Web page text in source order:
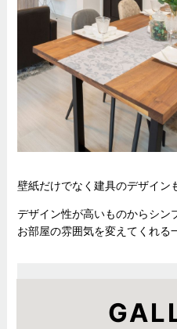
壁紙だけでなく建具のデザイン
デザイン性が高いものからシン
お部屋の雰囲気を変えてくれる